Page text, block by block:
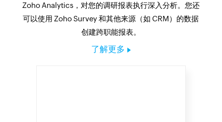
Zoho Analytics，对您的调研报表执行深入分析。您还
可以使用 Zoho Survey 和其他来源（如 CRM）的数据
创建跨职能报表。
了解更多